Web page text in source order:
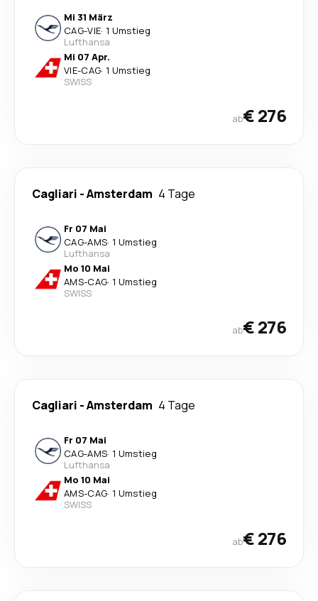
Mi 31 März
CAG-VIE· 1 Umstieg
Lufthansa
Mi 07 Apr.
VIE-CAG· 1 Umstieg
SWISS
ab€ 276
Cagliari -Amsterdam 4 Tage
Fr 07 Mai
CAG-AMS· 1 Umstieg
Lufthansa
Mo 10 Mai
AMS-CAG· 1 Umstieg
SWISS
ab€ 276
Cagliari -Amsterdam 4 Tage
Fr 07 Mai
CAG-AMS· 1 Umstieg
Lufthansa
Mo 10 Mai
AMS-CAG· 1 Umstieg
SWISS
ab€ 276